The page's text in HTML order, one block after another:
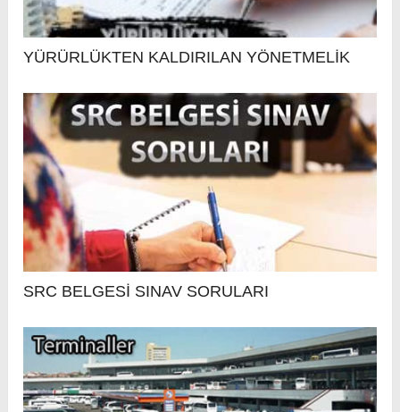
YÜRÜRLÜKTEN KALDIRILAN YÖNETMELİK
SRC BELGESİ SINAV SORULARI